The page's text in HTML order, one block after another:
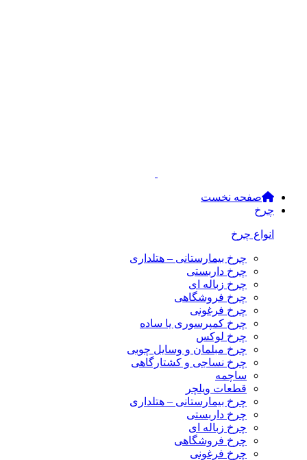
صفحه نخست
چرخ
انواع چرخ
چرخ بیمارستانی – هتلداری
چرخ داربستی
چرخ زباله ای
چرخ فروشگاهی
چرخ فرغونی
چرخ کمپرسوری یا ساده
چرخ لوکس
چرخ مبلمان و وسایل چوبی
چرخ نساجی و کشتارگاهی
ساچمه
قطعات ویلچر
چرخ بیمارستانی – هتلداری
چرخ داربستی
چرخ زباله ای
چرخ فروشگاهی
چرخ فرغونی